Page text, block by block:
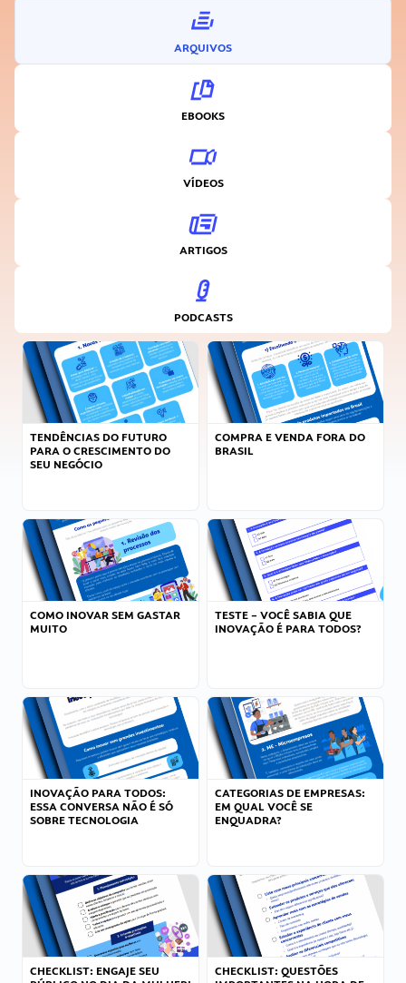
ARQUIVOS
EBOOKS
VÍDEOS
ARTIGOS
PODCASTS
TENDÊNCIAS DO FUTURO
PARA O CRESCIMENTO DO
SEU NEGÓCIO
COMPRA E VENDA FORA DO
BRASIL
COMO INOVAR SEM GASTAR
MUITO
TESTE – VOCÊ SABIA QUE
INOVAÇÃO É PARA TODOS?
INOVAÇÃO PARA TODOS:
ESSA CONVERSA NÃO É SÓ
SOBRE TECNOLOGIA
CATEGORIAS DE EMPRESAS:
EM QUAL VOCÊ SE
ENQUADRA?
CHECKLIST: ENGAJE SEU
CHECKLIST: QUESTÕES